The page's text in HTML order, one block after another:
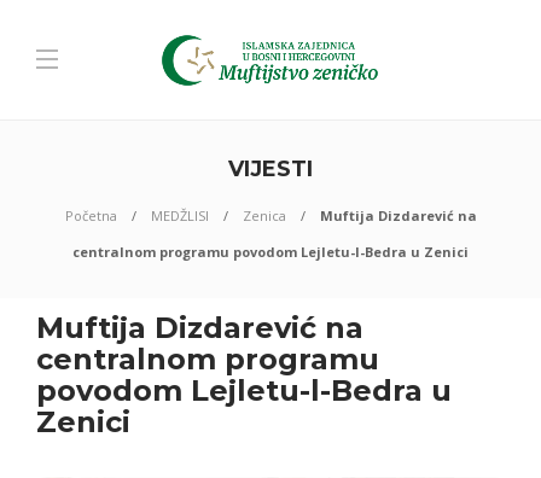
VIJESTI
Početna MEDŽLISI Zenica
Muftija Dizdarević na
centralnom programu povodom Lejletu-l-Bedra u Zenici
Muftija Dizdarević na
centralnom programu
povodom Lejletu-l-Bedra u
Zenici